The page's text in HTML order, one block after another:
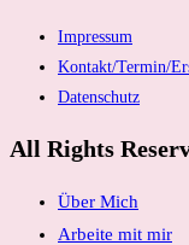
Impressum
Kontakt/Termin/
Datenschutz
All Rights
Über Mich
Arbeite mit mir